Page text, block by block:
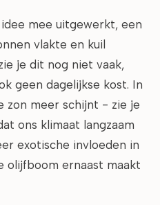
mee uitgewerkt, een
vlakte en kuil
je dit nog niet vaak,
geen dagelijkse kost. In
zon meer schijnt - zie je
ons klimaat langzaam
exotische invloeden in
olijfboom ernaast maakt